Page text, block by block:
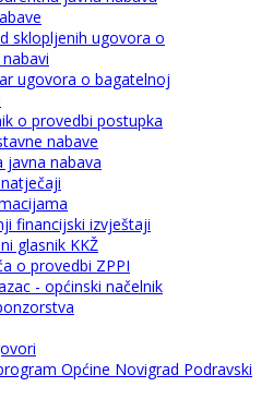
sklopljenih ugovora o
ugovora o bagatelnoj
o provedbi postupka
nabave
javna nabava
financijski izvještaji
glasnik KKŽ
o provedbi ZPPI
- općinski načelnik
Općine Novigrad Podravski